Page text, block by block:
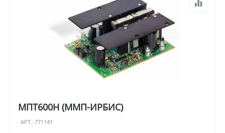
МПТ600Н (ММП-ИРБИС)
АРТ.: 771141